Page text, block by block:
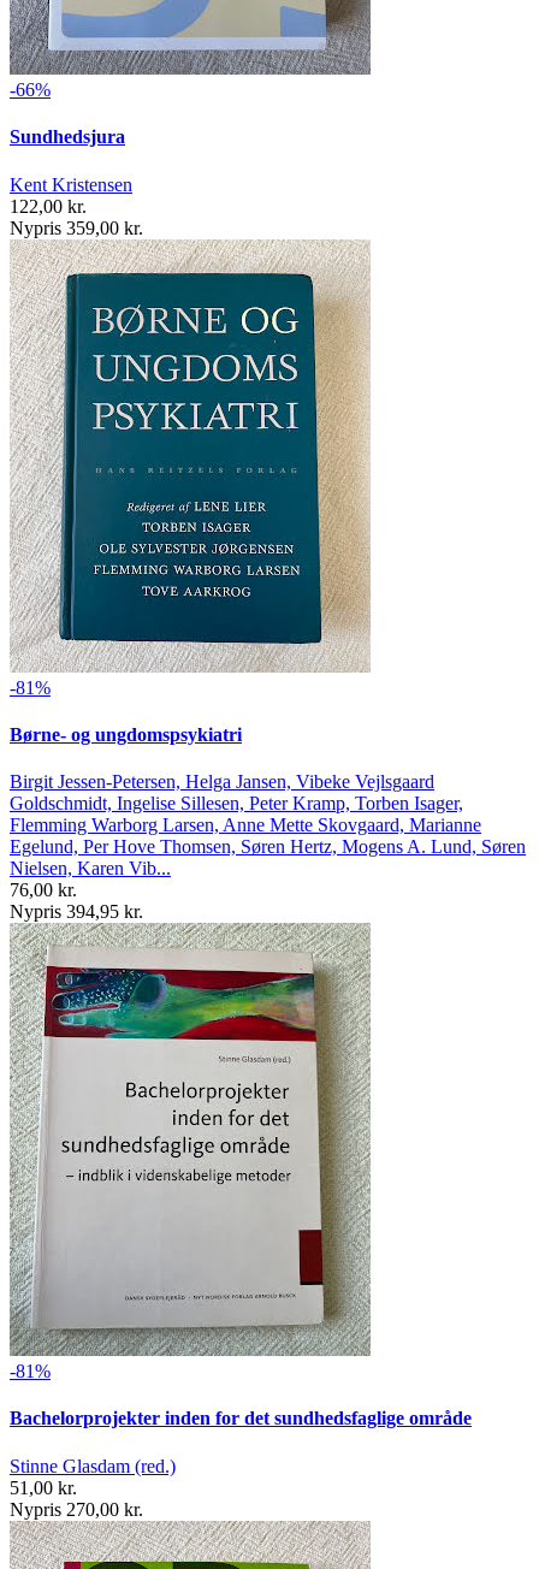
-66%
Sundhedsjura
Kent Kristensen
122,00 kr.
Nypris 359,00 kr.
-81%
Børne- og ungdomspsykiatri
Birgit Jessen-Petersen, Helga Jansen, Vibeke Vejlsgaard
Goldschmidt, Ingelise Sillesen, Peter Kramp, Torben Isager,
Flemming Warborg Larsen, Anne Mette Skovgaard, Marianne
Egelund, Per Hove Thomsen, Søren Hertz, Mogens A. Lund, Søren
Nielsen, Karen Vib...
76,00 kr.
Nypris 394,95 kr.
-81%
Bachelorprojekter inden for det sundhedsfaglige område
Stinne Glasdam (red.)
51,00 kr.
Nypris 270,00 kr.